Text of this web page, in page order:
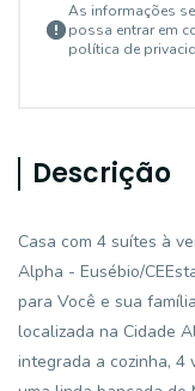
As informações
possa entrar em
política de
Descrição
Casa com 4 suítes à
Alpha - Eusébio/
para Você e sua
localizada na Cidade
integrada a cozinha, 4